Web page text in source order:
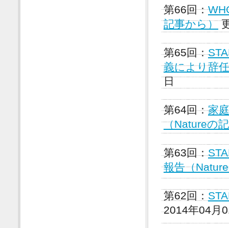
第66回：
記事から）
第65回：
義により辞
日
第64回：家
（Natureの
第63回：
報告（
第62回：
2014年04月